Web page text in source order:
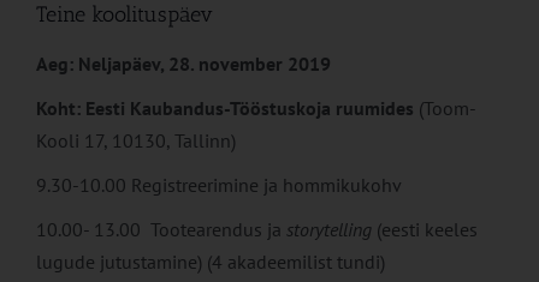
Teine koolituspäev
Aeg: Neljapäev, 28. november 2019
Koht: Eesti Kaubandus-Tööstuskoja ruumides (Toom-
Kooli 17, 10130, Tallinn)
9.30-10.00 Registreerimine ja hommikukohv
10.00- 13.00 Tootearendus ja storytelling (eesti keeles
lugude jutustamine) (4 akadeemilist tundi)